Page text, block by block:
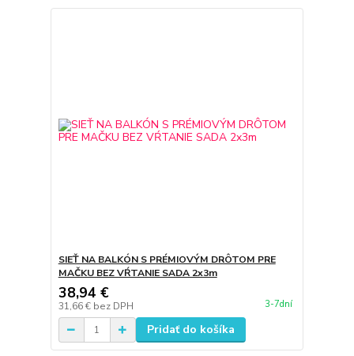
SIEŤ NA BALKÓN S PRÉMIOVÝM DRÔTOM PRE
MAČKU BEZ VŔTANIE SADA 2x3m
38,94 €
31,66 € bez DPH 3-7dní
Pridať do košíka